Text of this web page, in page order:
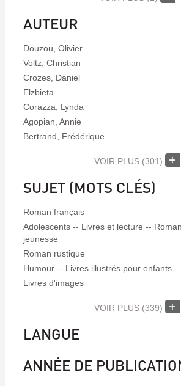
AUTEUR
Douzou, Olivier
Voltz, Christian
Crozes, Daniel
Elzbieta
Corazza, Lynda
Agopian, Annie
Bertrand, Frédérique
VOIR PLUS (301)
SUJET (MOTS CLÉS)
Roman français
Adolescents -- Livres et lecture --
jeunesse
Roman rustique
Humour -- Livres illustrés pour enfants
Livres d'images
VOIR PLUS (339)
LANGUE
ANNÉE DE